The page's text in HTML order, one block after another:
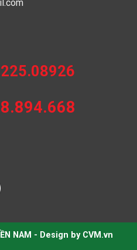
NAM - Design by CVM.vn